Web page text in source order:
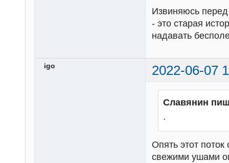
Извиняюсь
- это старая
надавать
igo 2022-06-07
Славянин
.
Опять этот
свежими ушами